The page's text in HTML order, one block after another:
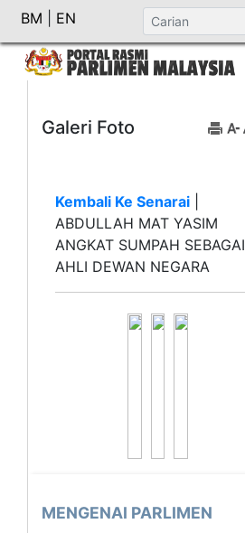
BM EN
Galeri Foto
Kembali Ke Senarai
ABDULLAH MAT YASIM
ANGKAT SUMPAH SEBAGAI
AHLI DEWAN NEGARA
MENGENAI PARLIMEN